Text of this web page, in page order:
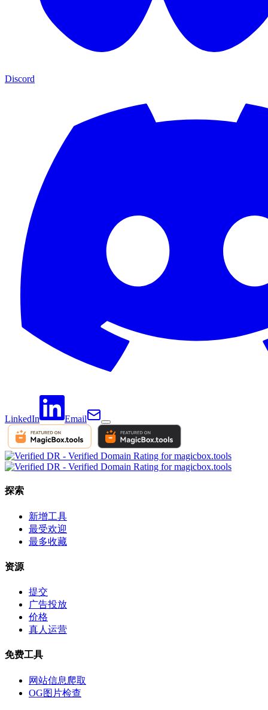
Discord
LinkedIn Email
探索
新增工具
最受欢迎
最多收藏
资源
提交
广告投放
价格
真人运营
免费工具
网站信息爬取
OG图片检查